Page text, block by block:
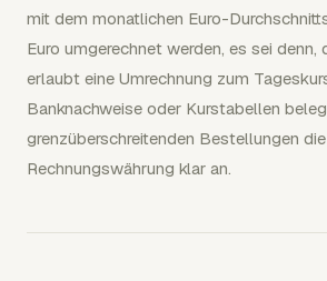
mit dem monatlichen Euro-
Euro umgerechnet werden, es sei denn,
erlaubt eine Umrechnung zum
Banknachweise oder Kurstabellen
grenzüberschreitenden Bestellungen die
Rechnungswährung klar an.